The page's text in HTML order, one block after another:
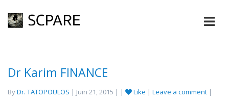
Dr Karim FINANCE
ByDr. TATOPOULOS | Juin 21, 2015 | | Like | Leave a comment |